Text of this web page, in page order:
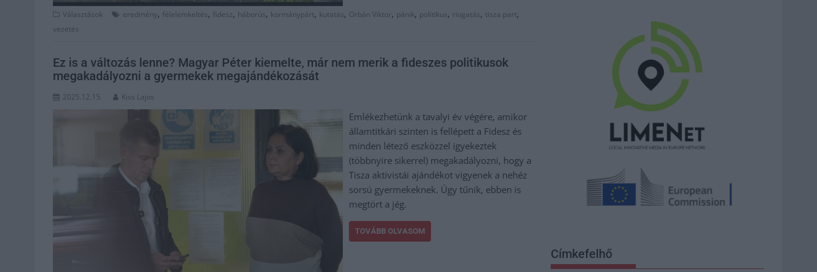
Választások eredmény, félelemkeltés, fidesz, háborús, kormánypárt, kutatás, Orbán Viktor, pánik, politikus, riogatás, tisza part,
vezetés
Ez is a változás lenne? Magyar Péter kiemelte, már nem merik a fideszes politikusok
megakadályozni a gyermekek megajándékozását
2025.12.15. Kiss Lajos
Emlékezhetünk a tavalyi év végére, amikor
államtitkári szinten is fellépett a Fidesz és
minden létező eszközzel igyekeztek
(többnyire sikerrel) megakadályozni, hogy a
Tisza aktivistái ajándékot vigyenek a nehéz
sorsú gyermekeknek. Úgy tűnik, ebben is
megtört a jég.
TOVÁBB OLVASOM
Címkefelhő